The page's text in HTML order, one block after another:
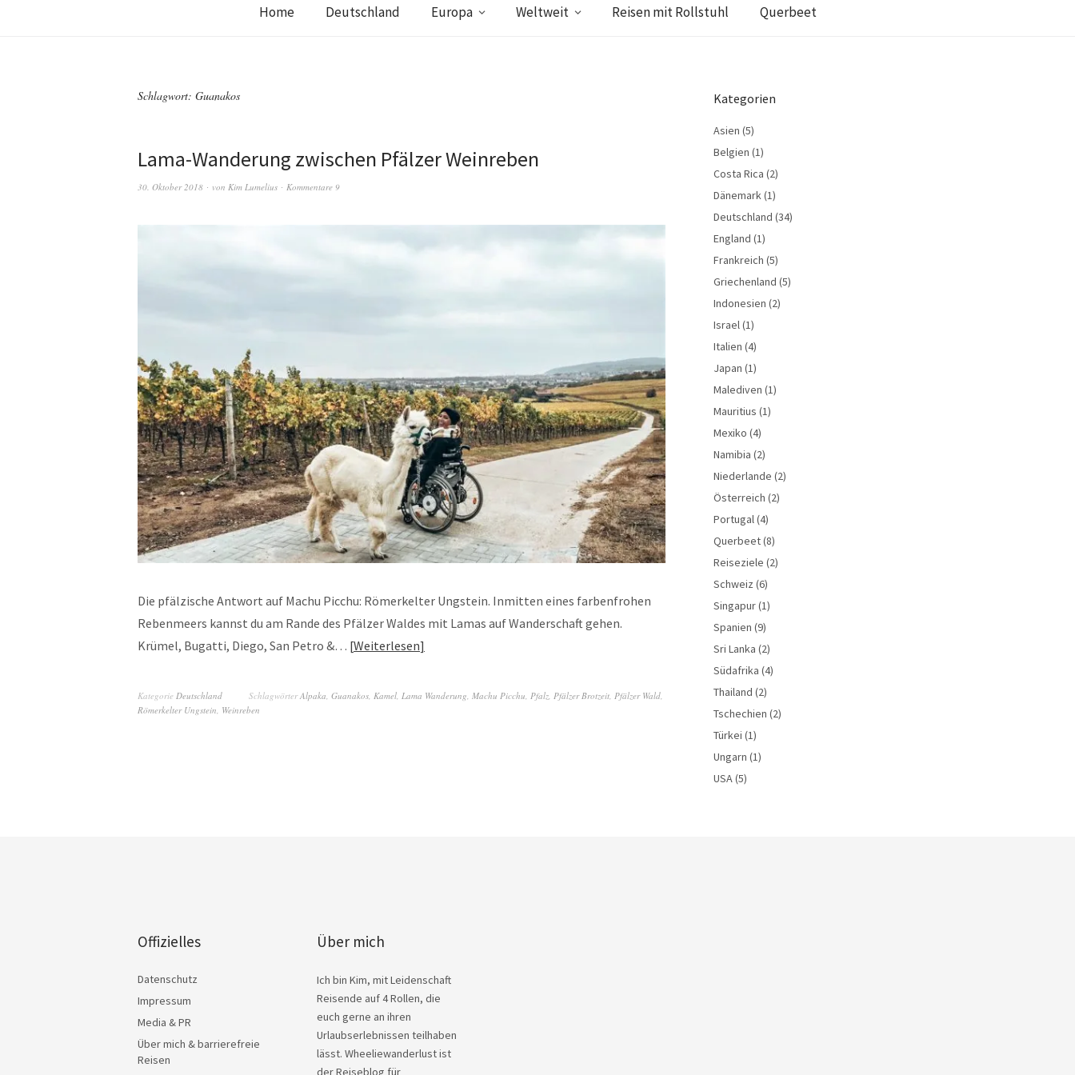
Home Deutschland Europa Weltweit Reisen mit Rollstuhl Querbeet
Schlagwort: Guanakos
Lama-Wanderung zwischen Pfälzer Weinreben
30. Oktober 2018 von Kim Lumelius Kommentare 9
Die pfälzische Antwort auf Machu Picchu: Römerkelter Ungstein. Inmitten eines farbenfrohen
Rebenmeers kannst du am Rande des Pfälzer Waldes mit Lamas auf Wanderschaft gehen.
Krümel, Bugatti, Diego, San Petro &… Weiterlesen
Kategorie Deutschland SchlagwörterAlpaka Guanakos Kamel Lama Wanderung Machu Picchu Pfalz Pfälzer Brotzeit Pfälzer Wald
Römerkelter Ungstein Weinreben
Kategorien
Asien (5)
Belgien (1)
Costa Rica (2)
Dänemark(1)
Deutschland (34)
England (1)
Frankreich (5)
Griechenland (5)
Indonesien (2)
Israel(1)
Italien (4)
Japan (1)
Malediven (1)
Mauritius (1)
Mexiko (4)
Namibia (2)
Niederlande (2)
Österreich (2)
Portugal(4)
Querbeet(8)
Reiseziele (2)
Schweiz (6)
Singapur(1)
Spanien (9)
Sri Lanka (2)
Südafrika (4)
Thailand (2)
Tschechien (2)
Türkei (1)
Ungarn (1)
USA(5)
Offizielles
Datenschutz
Impressum
Media & PR
Über mich & barrierefreie
Reisen
Über mich
Ich bin Kim, mit Leidenschaft
Reisende auf 4 Rollen, die
euch gerne an ihren
Urlaubserlebnissen teilhaben
lässt. Wheeliewanderlust ist
der Reiseblog für